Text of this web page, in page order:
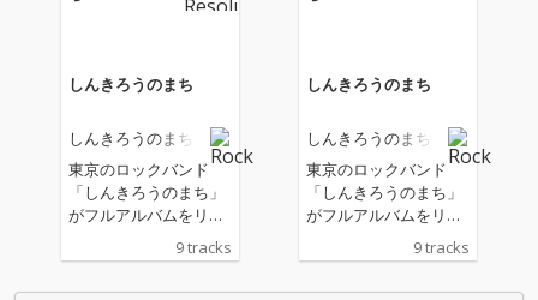
しんきろうのまち
しんきろうのまち
東京のロックバンド
「しんきろうのまち」
がフルアルバムをリリ
9 tracks
しんきろうのまち
しんきろうのまち
東京のロックバンド
「しんきろうのまち」
がフルアルバムをリリ
9 tracks